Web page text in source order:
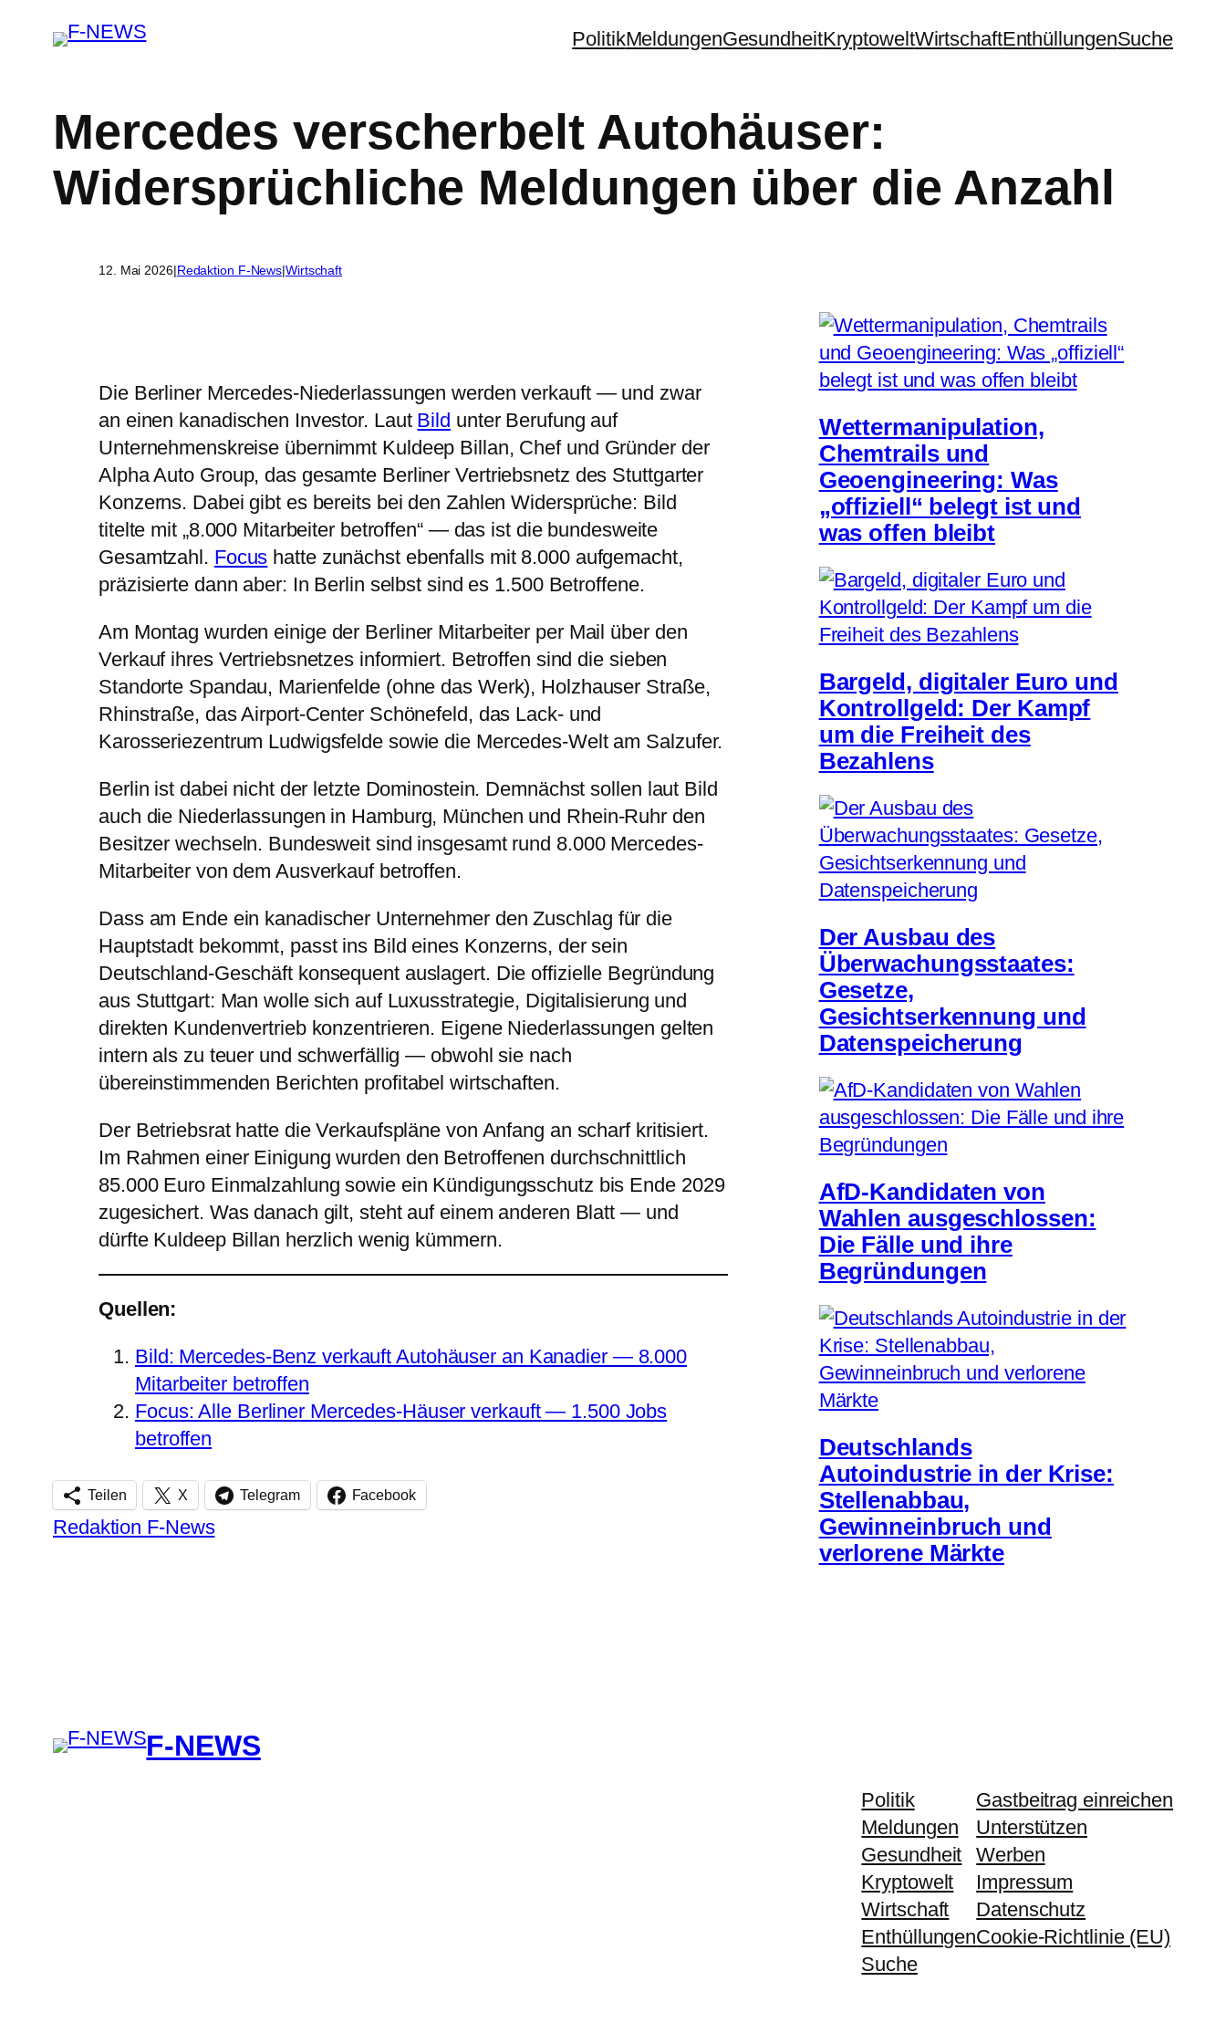
PolitikMeldungenGesundheitKryptoweltWirtschaftEnthüllungenSuche
Mercedes verscherbelt Autohäuser:
Widersprüchliche Meldungen über die Anzahl
12. Mai 2026|Redaktion F-News|Wirtschaft
Die Berliner Mercedes-Niederlassungen werden verkauft — und zwar
an einen kanadischen Investor. Laut Bild unter Berufung auf
Unternehmenskreise übernimmt Kuldeep Billan, Chef und Gründer der
Alpha Auto Group, das gesamte Berliner Vertriebsnetz des Stuttgarter
Konzerns. Dabei gibt es bereits bei den Zahlen Widersprüche: Bild
titelte mit „8.000 Mitarbeiter betroffen“ — das ist die bundesweite
Gesamtzahl. Focus hatte zunächst ebenfalls mit 8.000 aufgemacht,
präzisierte dann aber: In Berlin selbst sind es 1.500 Betroffene.
Am Montag wurden einige der Berliner Mitarbeiter per Mail über den
Verkauf ihres Vertriebsnetzes informiert. Betroffen sind die sieben
Standorte Spandau, Marienfelde (ohne das Werk), Holzhauser Straße,
Rhinstraße, das Airport-Center Schönefeld, das Lack- und
Karosseriezentrum Ludwigsfelde sowie die Mercedes-Welt am Salzufer.
Berlin ist dabei nicht der letzte Dominostein. Demnächst sollen laut Bild
auch die Niederlassungen in Hamburg, München und Rhein-Ruhr den
Besitzer wechseln. Bundesweit sind insgesamt rund 8.000 Mercedes-
Mitarbeiter von dem Ausverkauf betroffen.
Dass am Ende ein kanadischer Unternehmer den Zuschlag für die
Hauptstadt bekommt, passt ins Bild eines Konzerns, der sein
Deutschland-Geschäft konsequent auslagert. Die offizielle Begründung
aus Stuttgart: Man wolle sich auf Luxusstrategie, Digitalisierung und
direkten Kundenvertrieb konzentrieren. Eigene Niederlassungen gelten
intern als zu teuer und schwerfällig — obwohl sie nach
übereinstimmenden Berichten profitabel wirtschaften.
Der Betriebsrat hatte die Verkaufspläne von Anfang an scharf kritisiert.
Im Rahmen einer Einigung wurden den Betroffenen durchschnittlich
85.000 Euro Einmalzahlung sowie ein Kündigungsschutz bis Ende 2029
zugesichert. Was danach gilt, steht auf einem anderen Blatt — und
dürfte Kuldeep Billan herzlich wenig kümmern.
Quellen:
Bild: Mercedes-Benz verkauft Autohäuser an Kanadier — 8.000
Mitarbeiter betroffen
Focus: Alle Berliner Mercedes-Häuser verkauft — 1.500 Jobs
betroffen
Teilen X Telegram Facebook
Redaktion F-News
Wettermanipulation,
Chemtrails und
Geoengineering: Was
„offiziell“ belegt ist und
was offen bleibt
Bargeld, digitaler Euro und
Kontrollgeld: Der Kampf
um die Freiheit des
Bezahlens
Der Ausbau des
Überwachungsstaates:
Gesetze,
Gesichtserkennung und
Datenspeicherung
AfD-Kandidaten von
Wahlen ausgeschlossen:
Die Fälle und ihre
Begründungen
Deutschlands
Autoindustrie in der Krise:
Stellenabbau,
Gewinneinbruch und
verlorene Märkte
F-NEWS
Politik
Meldungen
Gesundheit
Kryptowelt
Wirtschaft
Enthüllungen
Suche
Gastbeitrag einreichen
Unterstützen
Werben
Impressum
Datenschutz
Cookie-Richtlinie (EU)